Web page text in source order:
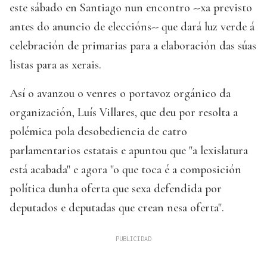
este sábado en Santiago nun encontro --xa previsto
antes do anuncio de eleccións-- que dará luz verde á
celebración de primarias para a elaboración das súas
listas para as xerais.
Así o avanzou o venres o portavoz orgánico da
organización, Luís Villares, que deu por resolta a
polémica pola desobediencia de catro
parlamentarios estatais e apuntou que "a lexislatura
está acabada" e agora "o que toca é a composición
política dunha oferta que sexa defendida por
deputados e deputadas que crean nesa oferta".